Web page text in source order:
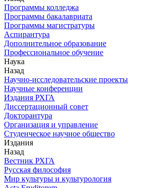
Программы колледжа
Программы бакалавриата
Программы магистратуры
Аспирантура
Дополнительное образование
Профессиональное обучение
Наука
Назад
Научно-исследовательские проекты
Научные конференции
Издания РХГА
Диссертационный совет
Докторантура
Организация и управление
Студенческое научное общество
Издания
Назад
Вестник РХГА
Русская философия
Мир культуры и культурология